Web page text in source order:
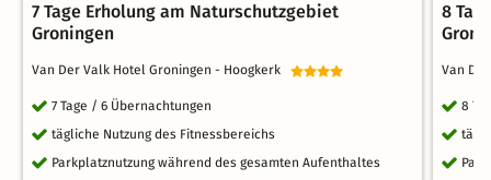
7 Tage Erholung am Naturschutzgebiet
Groningen
Van Der Valk Hotel Groningen - Hoogkerk
7 Tage / 6 Übernachtungen
tägliche Nutzung des Fitnessbereichs
Parkplatznutzung während des gesamten Aufenthaltes
8
Van
8